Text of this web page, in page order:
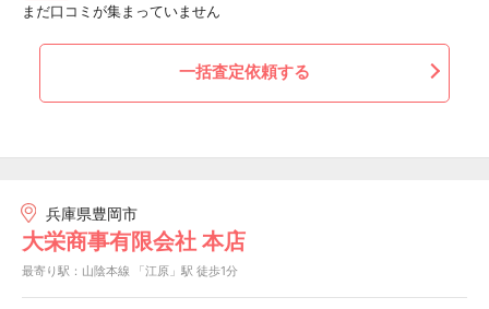
まだ口コミが集まっていません
一括査定依頼する
兵庫県豊岡市
大栄商事有限会社 本店
最寄り駅：山陰本線 「江原」駅 徒歩1分